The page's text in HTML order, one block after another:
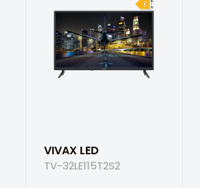
VIVAX LED
TV-32LE115T2S2